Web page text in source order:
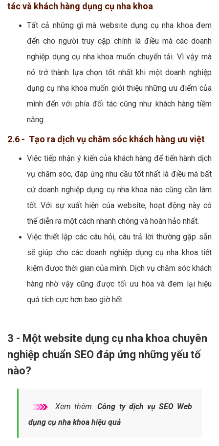
tác và khách hàng dụng cụ nha khoa
Tất cả những gì mà website dụng cụ nha khoa đem
đến cho người truy cập chính là điều mà các doanh
nghiệp dụng cụ nha khoa muốn chuyển tải. Vì vậy mà
nó trở thành lựa chọn tốt nhất khi một doanh nghiệp
dụng cụ nha khoa muốn giới thiệu những ưu điểm của
mình đến với phía đối tác cũng như khách hàng tiềm
năng.
2.6 - Tạo ra dịch vụ chăm sóc khách hàng ưu việt
Việc tiếp nhận ý kiến của khách hàng để tiến hành dịch
vụ chăm sóc, đáp ứng nhu cầu tốt nhất là điều mà bất
cứ doanh nghiệp dụng cụ nha khoa nào cũng cần làm
tốt. Với sự xuất hiện của website, hoạt động này có
thể diễn ra một cách nhanh chóng và hoàn hảo nhất.
Việc thiết lập các câu hỏi, câu trả lời thường gặp sẵn
sẽ giúp cho các doanh nghiệp dụng cụ nha khoa tiết
kiệm được thời gian của mình. Dịch vụ chăm sóc khách
hàng nhờ vậy cũng được tối ưu hóa và đem lại hiệu
quả tích cực hơn bao giờ hết.
3 - Một website dụng cụ nha khoa chuyên
nghiệp chuẩn SEO đáp ứng những yếu tố
nào?
Xem thêm:Công ty dịch vụ SEO Web
dụng cụ nha khoa hiệu quả